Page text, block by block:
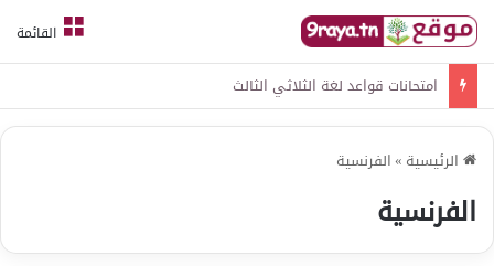
القائمة
امتحانات قواعد لغة الثلاثي الثالث
الرئيسية »الفرنسية
الفرنسية